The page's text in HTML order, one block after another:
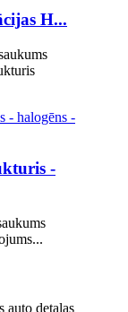
H...
-